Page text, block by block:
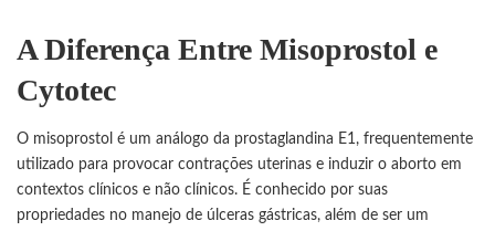
A Diferença Entre Misoprostol e
Cytotec
O misoprostol é um análogo da prostaglandina E1, frequentemente
utilizado para provocar contrações uterinas e induzir o aborto em
contextos clínicos e não clínicos. É conhecido por suas
propriedades no manejo de úlceras gástricas, além de ser um